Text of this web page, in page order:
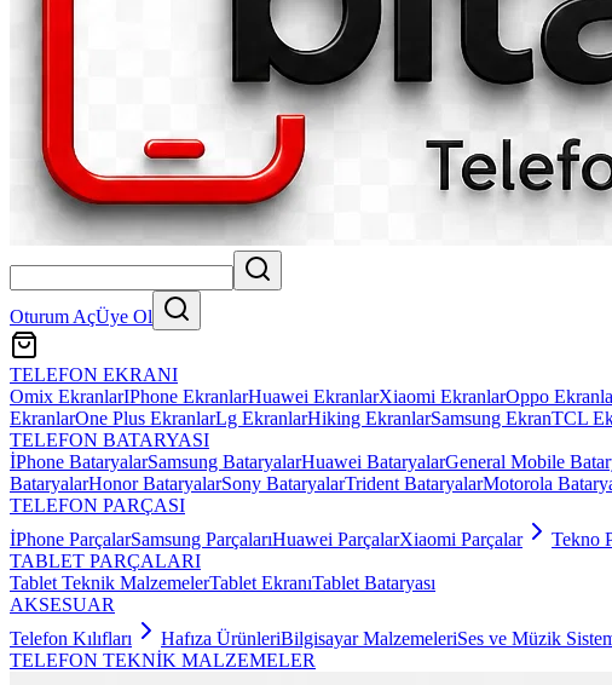
Oturum AçÜye Ol
TELEFON EKRANI
Omix EkranlarIPhone EkranlarHuawei EkranlarXiaomi EkranlarOppo
EkranlarOne Plus EkranlarLg EkranlarHiking EkranlarSamsung EkranTCL
TELEFON BATARYASI
İPhone BataryalarSamsung BataryalarHuawei BataryalarGeneral Mobile
BataryalarHonor BataryalarSony BataryalarTrident BataryalarMotorola
TELEFON PARÇASI
İPhone ParçalarSamsung ParçalarıHuawei ParçalarXiaomi Parçalar
Tekno
TABLET PARÇALARI
Tablet Teknik MalzemelerTablet EkranıTablet Bataryası
AKSESUAR
Telefon Kılıfları
Hafıza ÜrünleriBilgisayar MalzemeleriSes ve Müzik
TELEFON TEKNİK MALZEMELER